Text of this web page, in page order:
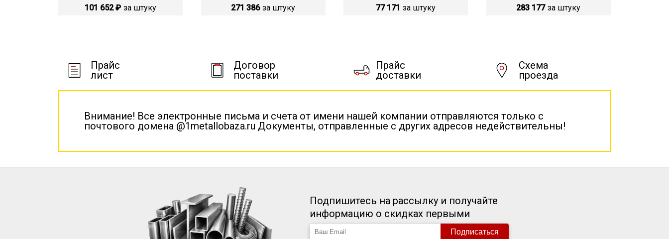
101 652 ₽ за штуку 271 386 за штуку 77 171 за штуку 283 177 за штуку
Прайс
лист
Договор
поставки
Прайс
доставки
Схема
проезда
Внимание! Все электронные письма и счета от имени нашей компании отправляются только с
почтового домена @1metallobaza.ru Документы, отправленные с других адресов недействительны!
Подпишитесь на рассылку и получайте
информацию о скидках первыми
Подписаться